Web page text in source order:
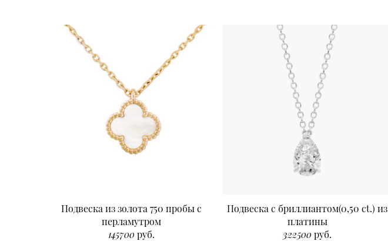
Подвеска из золота 750 пробы с
перламутром
145700руб.
Подвеска с бриллиантом(0,50 ct.) из
платины
322500руб.